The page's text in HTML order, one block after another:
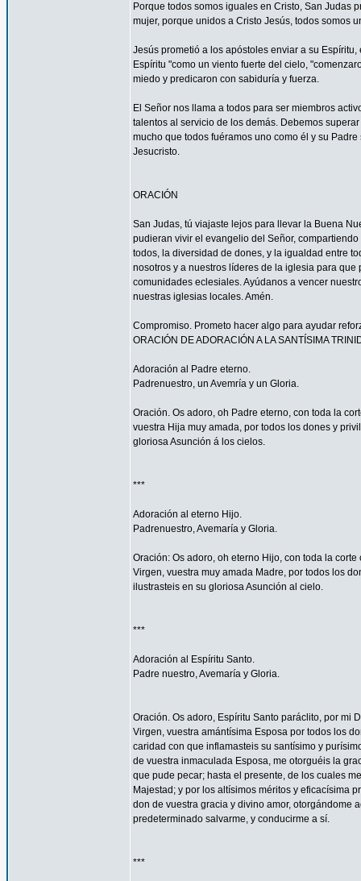
Porque todos somos iguales en Cristo, San Judas
mujer, porque unidos a Cristo Jesús, todos somos
Jesús prometió a los apóstoles enviar a su
Espíritu "como un viento fuerte del cielo,
miedo y predicaron con sabiduría y fuerza.
El Señor nos llama a todos para ser miembros
talentos al servicio de los demás. Debemos
mucho que todos fuéramos uno como él y su
Jesucristo.
ORACIÓN
San Judas, tú viajaste lejos para llevar la Buena
pudieran vivir el evangelio del Señor,
todos, la diversidad de dones, y la igualdad entre
nosotros y a nuestros líderes de la iglesia para
comunidades eclesiales. Ayúdanos a vencer
nuestras iglesias locales. Amén.
Compromiso. Prometo hacer algo para ayudar
ORACIÓN DE ADORACIÓN A LA SANTÍSIMA
Adoración al Padre eterno.
Padrenuestro, un Avemría y un Gloria.
Oración. Os adoro, oh Padre eterno, con toda la
vuestra Hija muy amada, por todos los dones y
gloriosa Asunción á los cielos.
***
Adoración al eterno Hijo.
Padrenuestro, Avemaría y Gloria.
Oración: Os adoro, oh eterno Hijo, con toda la
Virgen, vuestra muy amada Madre, por todos los
ilustrasteis en su gloriosa Asunción al cielo.
***
Adoración al Espíritu Santo.
Padre nuestro, Avemaría y Gloria.
Oración. Os adoro, Espíritu Santo paráclito, por mi
Virgen, vuestra amántísima Esposa por todos los
caridad con que inflamasteis su santísimo y
de vuestra inmaculada Esposa, me otorguéis la
que pude pecar; hasta el presente, de los cuales
Majestad; y por los altísimos méritos y eficacísima
don de vuestra gracia y divino amor, otorgándome
predeterminado salvarme, y conducirme a sí.
***